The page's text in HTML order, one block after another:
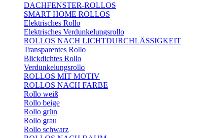
DACHFENSTER-ROLLOS
SMART HOME ROLLOS
Elektrisches Rollo
Elektrisches Verdunkelungsrollo
ROLLOS NACH LICHTDURCHLÄSSIGKEIT
Transparentes Rollo
Blickdichtes Rollo
Verdunkelungsrollo
ROLLOS MIT MOTIV
ROLLOS NACH FARBE
Rollo weiß
Rollo beige
Rollo grün
Rollo grau
Rollo schwarz